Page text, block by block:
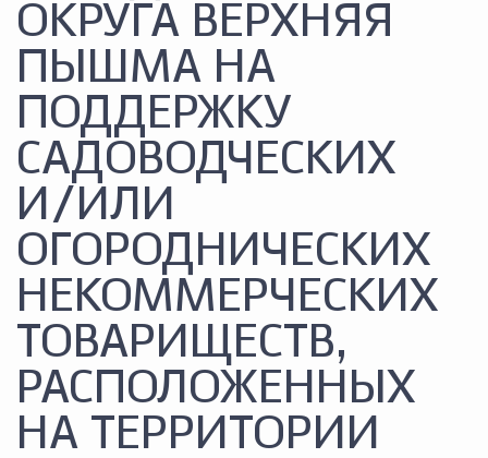
ОКРУГА ВЕРХНЯЯ
ПЫШМА НА
ПОДДЕРЖКУ
САДОВОДЧЕСКИХ
И/ИЛИ
ОГОРОДНИЧЕСКИХ
НЕКОММЕРЧЕСКИХ
ТОВАРИЩЕСТВ,
РАСПОЛОЖЕННЫХ
НА ТЕРРИТОРИИ